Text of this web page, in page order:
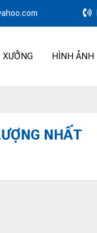
XƯỞNG HÌNH ẢNH
NHẤT